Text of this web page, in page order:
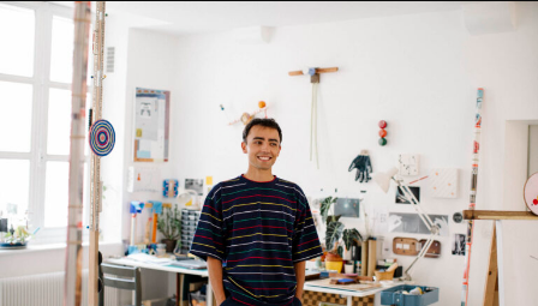
PROGRAMMATION
MAGAZINE
ESPACES DE PRATIQUE ARTISTIQUE ↓
Recherche
Connexion